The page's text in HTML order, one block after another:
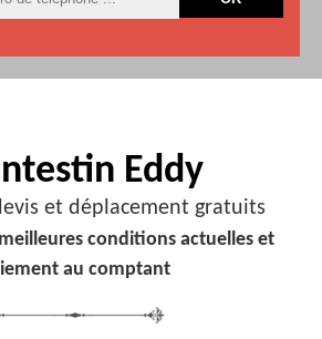
Eddy
et déplacement gratuits
conditions actuelles et
au comptant